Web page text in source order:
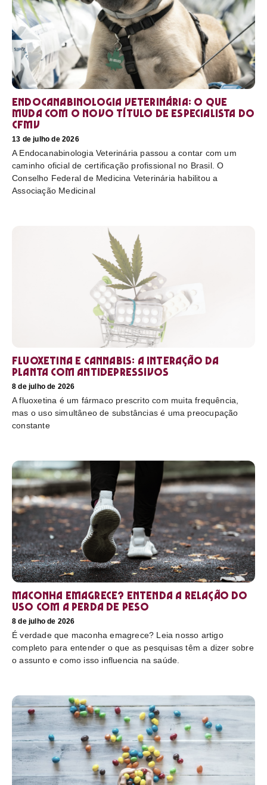
Endocanabinologia Veterinária: o que
muda com o novo título de especialista do
CFMV
13 de julho de 2026
A Endocanabinologia Veterinária passou a contar com um
caminho oficial de certificação profissional no Brasil. O
Conselho Federal de Medicina Veterinária habilitou a
Associação Medicinal
Fluoxetina e Cannabis: a interação da
planta com antidepressivos
8 de julho de 2026
A fluoxetina é um fármaco prescrito com muita frequência,
mas o uso simultâneo de substâncias é uma preocupação
constante
Maconha emagrece? Entenda a relação do
uso com a perda de peso
8 de julho de 2026
É verdade que maconha emagrece? Leia nosso artigo
completo para entender o que as pesquisas têm a dizer sobre
o assunto e como isso influencia na saúde.